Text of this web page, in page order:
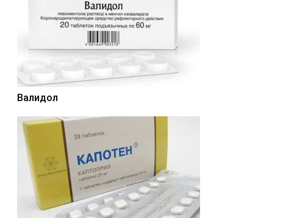
Валидол